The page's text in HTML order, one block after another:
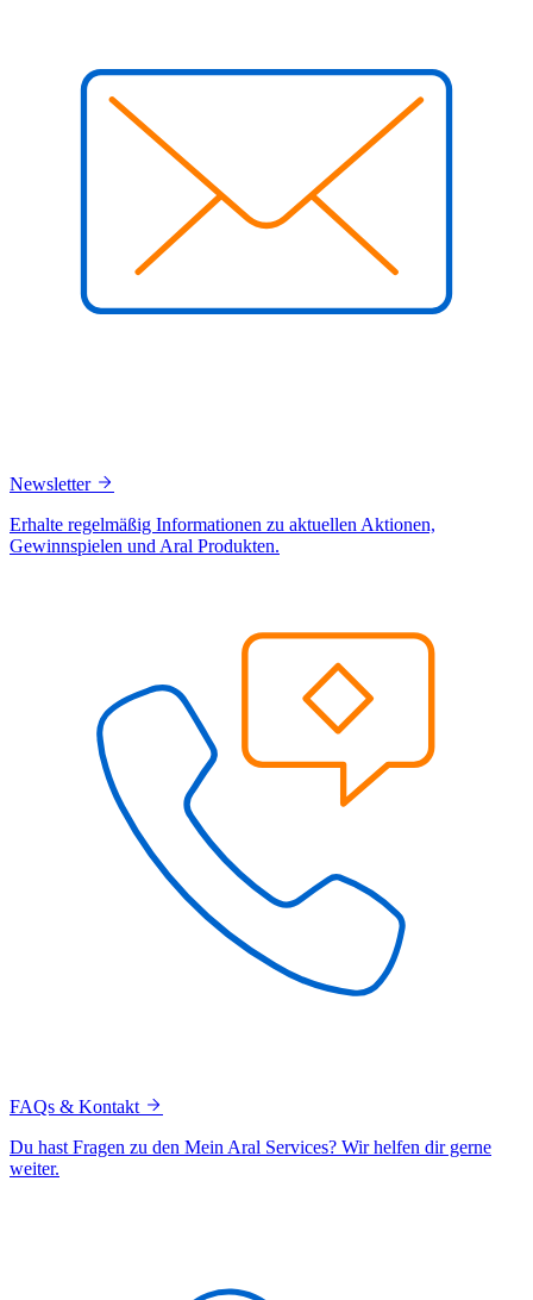
Newsletter
Erhalte regelmäßig Informationen zu aktuellen Aktionen,
Gewinnspielen und Aral Produkten.
FAQs & Kontakt
Du hast Fragen zu den Mein Aral Services? Wir helfen dir gerne
weiter.